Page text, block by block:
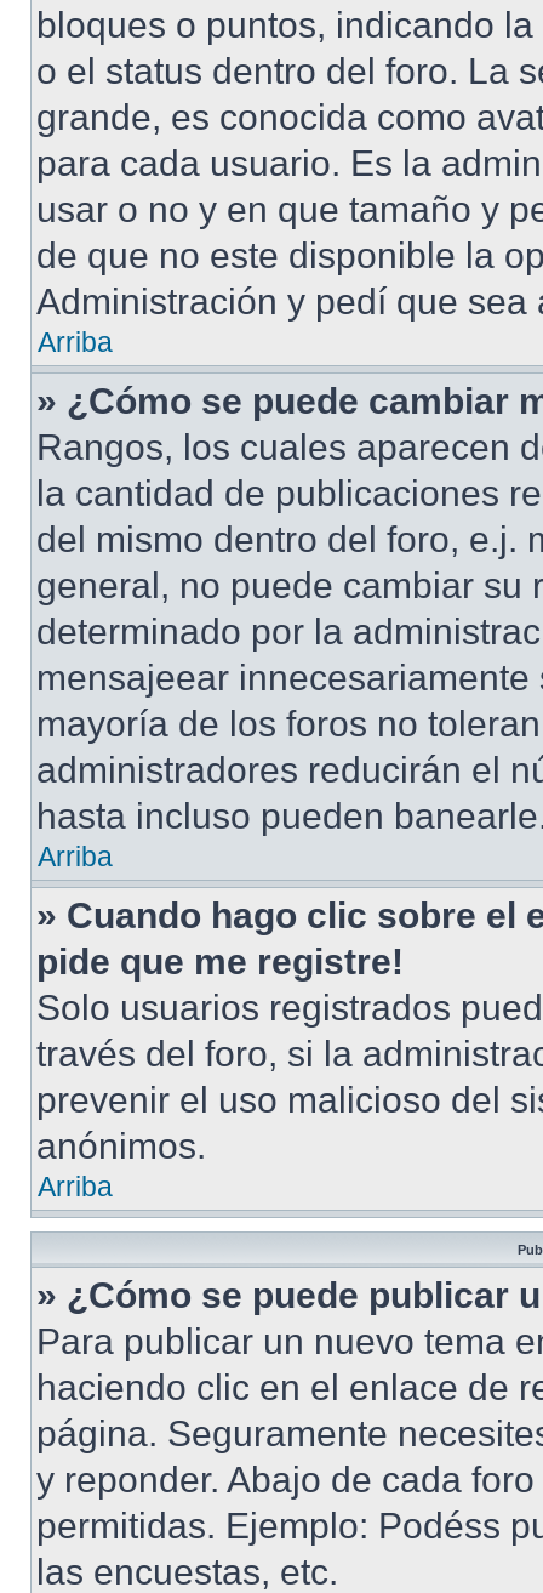
bloques o puntos, indicando
o el status dentro del foro. La
grande, es conocida como
para cada usuario. Es la
usar o no y en que tamaño y
de que no este disponible la
Administración y pedí que sea
Arriba
» ¿Cómo se puede cambiar
Rangos, los cuales aparecen
la cantidad de publicaciones
del mismo dentro del foro, e.j.
general, no puede cambiar su
determinado por la
mensajeear
mayoría de los foros no
administradores reducirán el
hasta incluso pueden
Arriba
» Cuando hago clic sobre el
pide que me registre!
Solo usuarios registrados
través del foro, si la
prevenir el uso malicioso del
anónimos.
Arriba
» ¿Cómo se puede publicar
Para publicar un nuevo tema
haciendo clic en el enlace de
página. Seguramente
y reponder. Abajo de cada
permitidas. Ejemplo: Podéss
las encuestas, etc.